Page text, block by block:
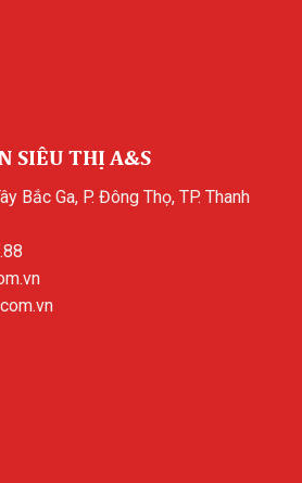
SIÊU THỊ A&S
Bắc Ga, P. Đông Thọ, TP. Thanh